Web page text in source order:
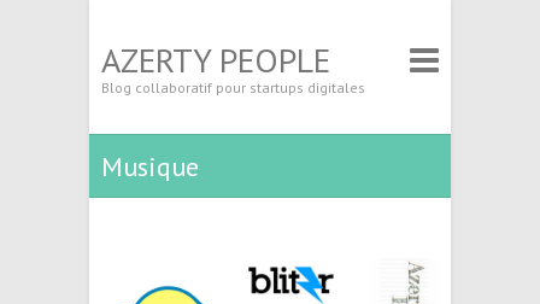
AZERTY PEOPLE
Blog collaboratif pour startups digitales
Musique